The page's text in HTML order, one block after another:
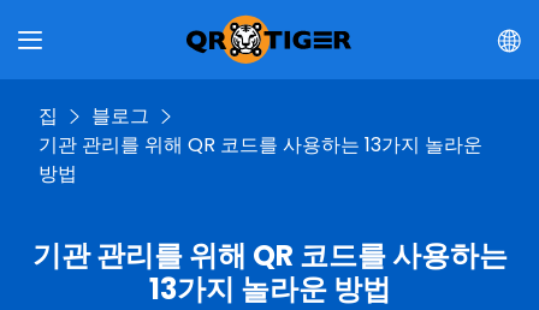
집
블로그
기관 관리를 위해 QR 코드를 사용하는 13가지 놀라운
방법
기관 관리를 위해 QR 코드를 사용하는
13가지 놀라운 방법